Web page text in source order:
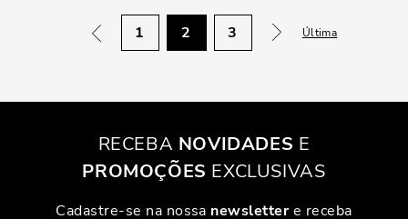
1 2 3 Última
RECEBA NOVIDADES E
PROMOÇÕES EXCLUSIVAS
Cadastre-se na nossa newslettere receba